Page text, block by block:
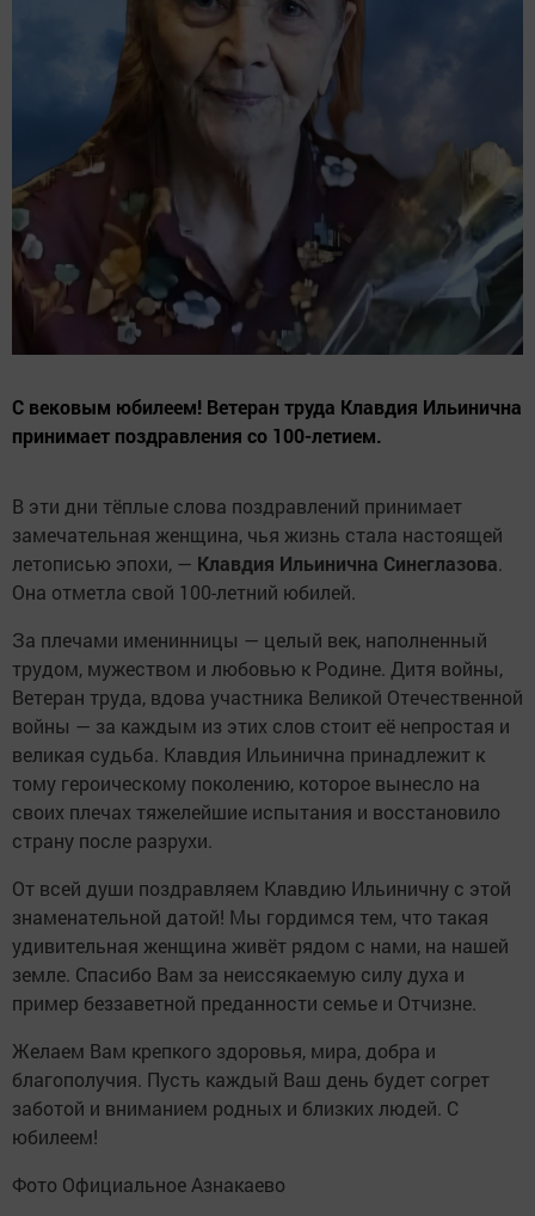
С вековым юбилеем! Ветеран труда Клавдия Ильинична
принимает поздравления со 100-летием.
В эти дни тёплые слова поздравлений принимает
замечательная женщина, чья жизнь стала настоящей
летописью эпохи, — Клавдия Ильинична Синеглазова.
Она отметла свой 100-летний юбилей.
За плечами именинницы — целый век, наполненный
трудом, мужеством и любовью к Родине. Дитя войны,
Ветеран труда, вдова участника Великой Отечественной
войны — за каждым из этих слов стоит её непростая и
великая судьба. Клавдия Ильинична принадлежит к
тому героическому поколению, которое вынесло на
своих плечах тяжелейшие испытания и восстановило
страну после разрухи.
От всей души поздравляем Клавдию Ильиничну с этой
знаменательной датой! Мы гордимся тем, что такая
удивительная женщина живёт рядом с нами, на нашей
земле. Спасибо Вам за неиссякаемую силу духа и
пример беззаветной преданности семье и Отчизне.
Желаем Вам крепкого здоровья, мира, добра и
благополучия. Пусть каждый Ваш день будет согрет
заботой и вниманием родных и близких людей. С
юбилеем!
Фото Официальное Азнакаево